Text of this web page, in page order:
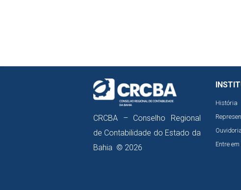
CRCBA – Conselho Regional
de Contabilidade do Estado da
Bahia © 2026
História
Entre